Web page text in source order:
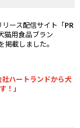
ース配信サイト「PR
猫用食品ブラン
載しました。
ハートランドから犬
！」